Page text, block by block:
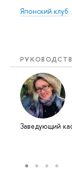
Японский клуб
Заведующий